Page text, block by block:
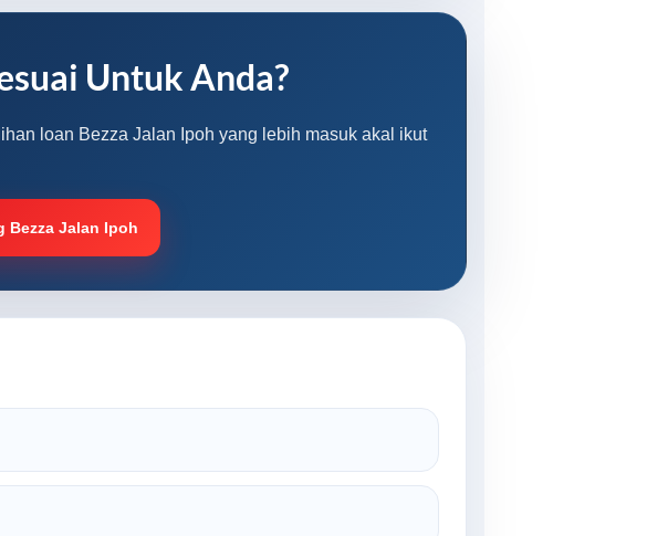
Untuk Anda?
loan Bezza Jalan Ipoh yang lebih masuk akal ikut
Bezza Jalan Ipoh